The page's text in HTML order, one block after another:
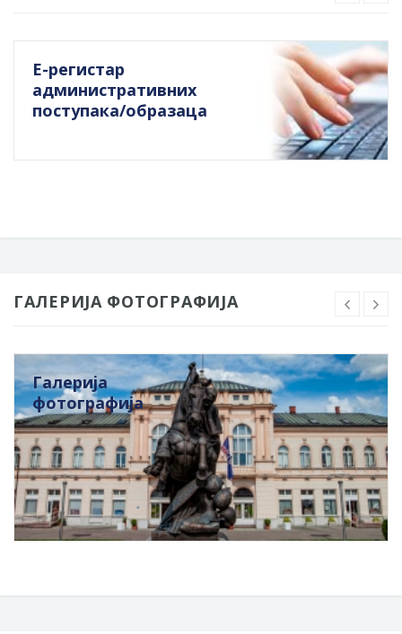
Е-регистар
административних
поступака/образаца
ГАЛЕРИЈА ФОТОГРАФИЈА
Галерија
фотографија